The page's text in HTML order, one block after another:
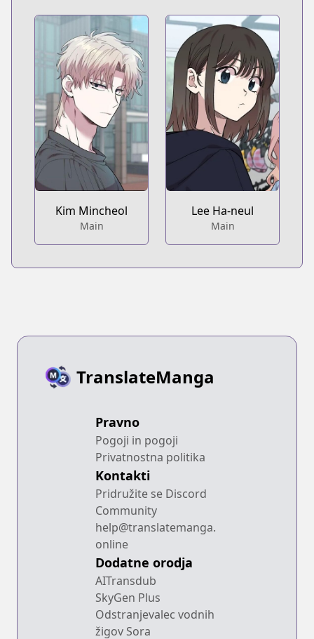
Kim Mincheol
Main
Lee Ha-neul
Main
TranslateManga
Pravno
Pogoji in pogoji
Privatnostna politika
Kontakti
Pridružite se Discord
Community
help@translatemanga.
online
Dodatne orodja
AITransdub
SkyGen Plus
Odstranjevalec vodnih
žigov Sora